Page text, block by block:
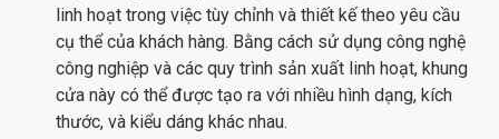
linh hoạt trong việc tùy chỉnh và thiết kế theo yêu cầu
cụ thể của khách hàng. Bằng cách sử dụng công nghệ
công nghiệp và các quy trình sản xuất linh hoạt, khung
cửa này có thể được tạo ra với nhiều hình dạng, kích
thước, và kiểu dáng khác nhau.